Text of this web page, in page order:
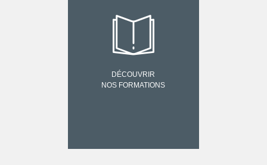
DÉCOUVRIR
NOS FORMATIONS